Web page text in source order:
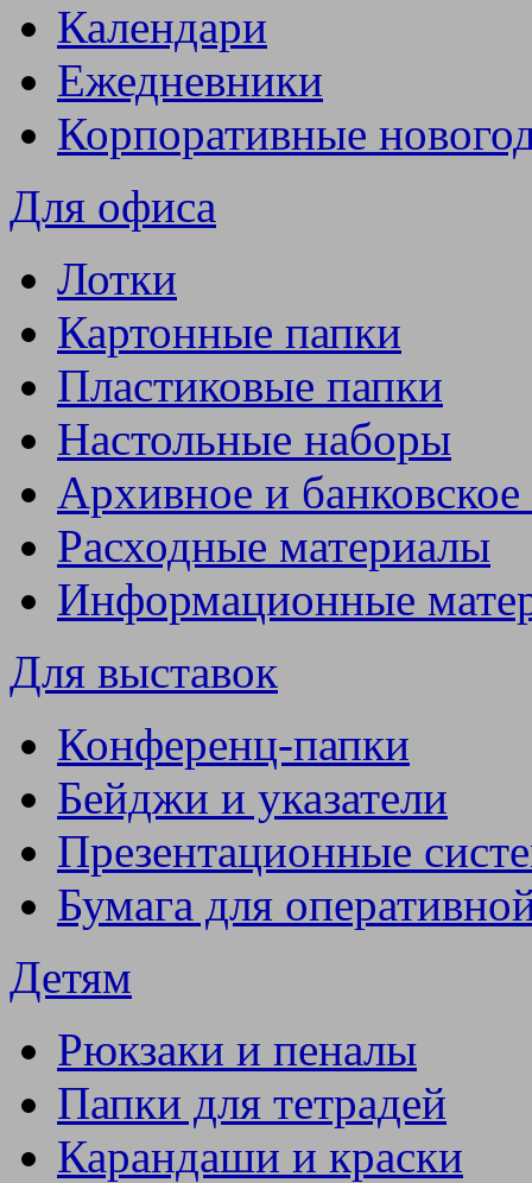
Календари
Ежедневники
Корпоративные
Для офиса
Лотки
Картонные папки
Пластиковые папки
Настольные наборы
Архивное и
Расходные материалы
Информационные
Для выставок
Конференц-папки
Бейджи и указатели
Презентационные
Бумага для
Детям
Рюкзаки и пеналы
Папки для тетрадей
Карандаши и краски